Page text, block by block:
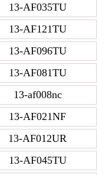
13-AF035TU
13-AF121TU
13-AF096TU
13-AF081TU
13-af008nc
13-AF021NF
13-AF012UR
13-AF045TU